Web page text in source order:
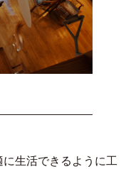
生活できるように工